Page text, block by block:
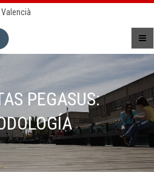
Valencià
PEGASUS: